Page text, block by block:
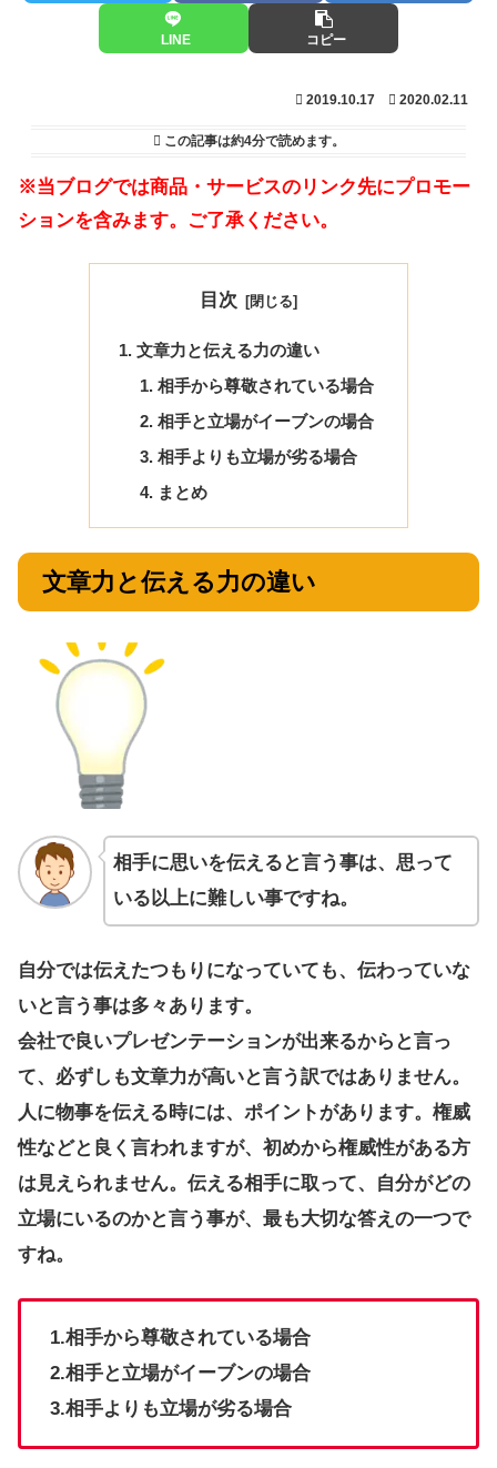
LINE コピー
2019.10.17 2020.02.11
この記事は約4分で読めます。
※当ブログでは商品・サービスのリンク先にプロモー
ションを含みます。ご了承ください。
目次
文章力と伝える力の違い
相手から尊敬されている場合
相手と立場がイーブンの場合
相手よりも立場が劣る場合
まとめ
文章力と伝える力の違い
相手に思いを伝えると言う事は、思って
いる以上に難しい事ですね。
自分では伝えたつもりになっていても、伝わっていな
いと言う事は多々あります。
会社で良いプレゼンテーションが出来るからと言っ
て、必ずしも文章力が高いと言う訳ではありません。
人に物事を伝える時には、ポイントがあります。権威
性などと良く言われますが、初めから権威性がある方
は見えられません。伝える相手に取って、自分がどの
立場にいるのかと言う事が、最も大切な答えの一つで
すね。
1.相手から尊敬されている場合
2.相手と立場がイーブンの場合
3.相手よりも立場が劣る場合